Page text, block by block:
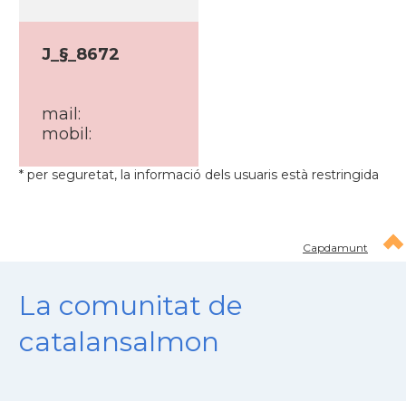
J_§_8672
mail:
mobil:
* per seguretat, la informació dels usuaris està restringida
Capdamunt
La comunitat de
catalansalmon